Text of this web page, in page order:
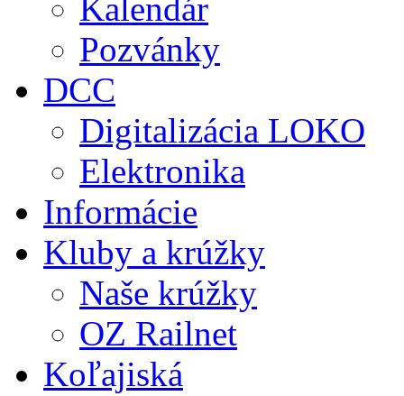
Kalendár
Pozvánky
DCC
Digitalizácia LOKO
Elektronika
Informácie
Kluby a krúžky
Naše krúžky
OZ Railnet
Koľajiská